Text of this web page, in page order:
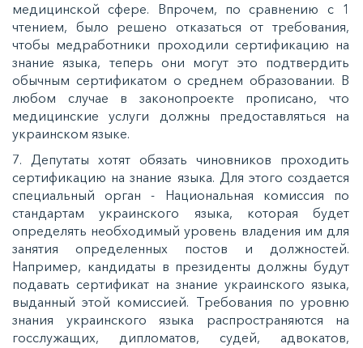
медицинской сфере. Впрочем, по сравнению с 1
чтением, было решено отказаться от требования,
чтобы медработники проходили сертификацию на
знание языка, теперь они могут это подтвердить
обычным сертификатом о среднем образовании. В
любом случае в законопроекте прописано, что
медицинские услуги должны предоставляться на
украинском языке.
7. Депутаты хотят обязать чиновников проходить
сертификацию на знание языка. Для этого создается
специальный орган - Национальная комиссия по
стандартам украинского языка, которая будет
определять необходимый уровень владения им для
занятия определенных постов и должностей.
Например, кандидаты в президенты должны будут
подавать сертификат на знание украинского языка,
выданный этой комиссией. Требования по уровню
знания украинского языка распространяются на
госслужащих, дипломатов, судей, адвокатов,